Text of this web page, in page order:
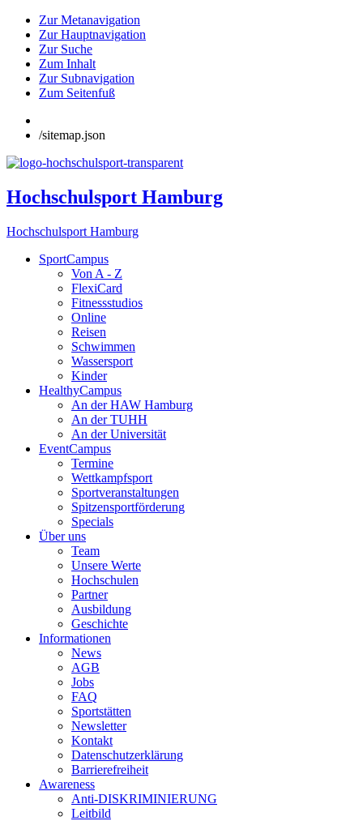
Zur Metanavigation
Zur Hauptnavigation
Zur Suche
Zum Inhalt
Zur Subnavigation
Zum Seitenfuß
/sitemap.json
Hochschulsport Hamburg
Hochschulsport Hamburg
SportCampus
Von A - Z
FlexiCard
Fitnessstudios
Online
Reisen
Schwimmen
Wassersport
Kinder
HealthyCampus
An der HAW Hamburg
An der TUHH
An der Universität
EventCampus
Termine
Wettkampfsport
Sportveranstaltungen
Spitzensportförderung
Specials
Über uns
Team
Unsere Werte
Hochschulen
Partner
Ausbildung
Geschichte
Informationen
News
AGB
Jobs
FAQ
Sportstätten
Newsletter
Kontakt
Datenschutzerklärung
Barrierefreiheit
Awareness
Anti-DISKRIMINIERUNG
Leitbild